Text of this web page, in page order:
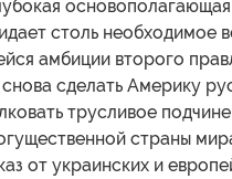
столь необходимое
амбиции второго
сделать Америку
трусливое
страны
от украинских и